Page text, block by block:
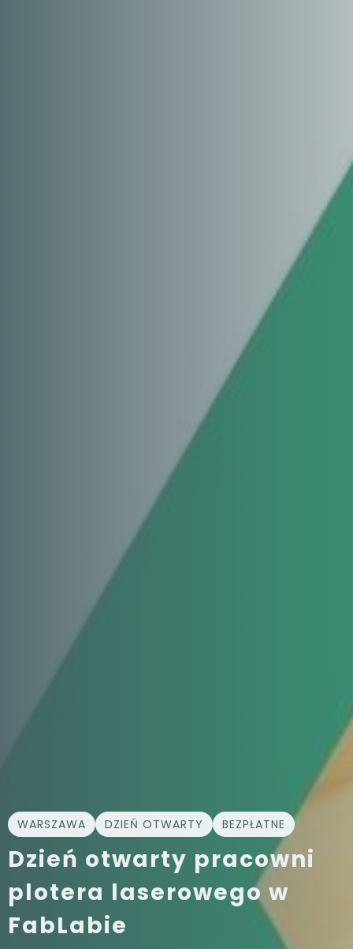
WARSZAWA DZIEŃ OTWARTY BEZPŁATNE
Dzień otwarty pracowni
plotera laserowego w
FabLabie